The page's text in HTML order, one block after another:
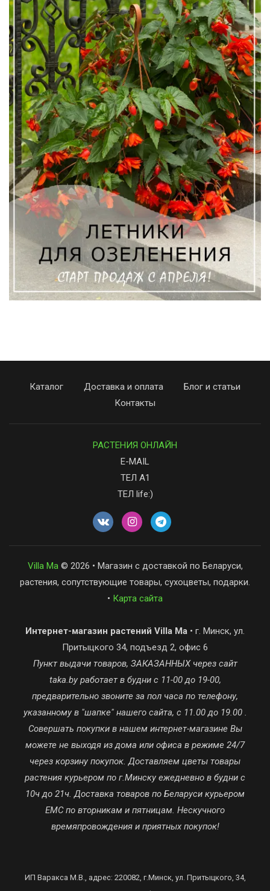
Каталог Доставка и оплата
Блог и статьи
Контакты
РАСТЕНИЯ ОНЛАЙН
E-MAIL
ТЕЛ А1
ТЕЛ life:)
Villa Ma© 2026 • Магазин с доставкой по Беларуси,
растения, сопутствующие товары, сухоцветы, подарки.
• Карта сайта
Интернет-магазин растений Villa Ma • г. Минск, ул.
Притыцкого 34, подъезд 2, офис 6
Пункт выдачи товаров, ЗАКАЗАННЫХ через сайт
taka.by работает в будни с 11-00 до 19-00,
предварительно звоните за пол часа по телефону,
указанному в "шапке" нашего сайта, с 11.00 до 19.00 .
Совершать покупки в нашем интернет-магазине Вы
можете не выходя из дома или офиса в режиме 24/7
через корзину покупок. Доставляем цветы товары
растения курьером по г.Минску ежедневно в будни с
10ч до 21ч. Доставка товаров по Беларуси курьером
ЕМС по вторникам и пятницам. Нескучного
времяпровождения и приятных покупок!
ИП Варакса М.В., адрес: 220082, г.Минск, ул. Притыцкого, 34,